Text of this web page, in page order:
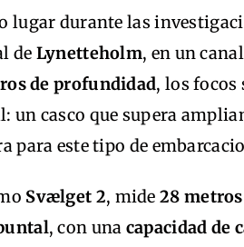
lugar durante las
de Lynetteholm, en un
de profundidad, los
un casco que supera
para este tipo de
Svælget 2, mide28
, con una capacidad de